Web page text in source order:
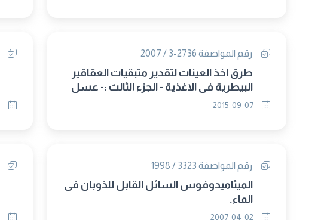
رقم المواصفة 2736-3 / 2007
طرق اخذ العينات لتقدير متبقيات العقاقير
البيطرية في الاغذية - الجزء الثالث :- عسل
النحل (حل محلها 2736/2015)
رقم المواصفة 3323 / 1998
الميثاميدوفوس السائل القابل للذوبان فى
الماء.